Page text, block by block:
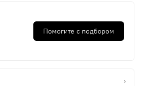
Помогите с подбором
›